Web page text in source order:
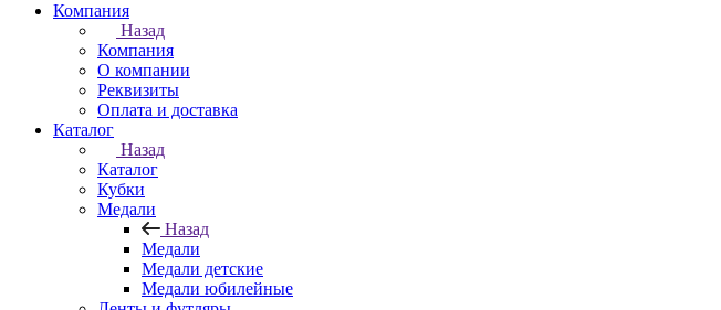
Компания
Назад
Компания
О компании
Реквизиты
Оплата и доставка
Каталог
Назад
Каталог
Кубки
Медали
Назад
Медали
Медали детские
Медали юбилейные